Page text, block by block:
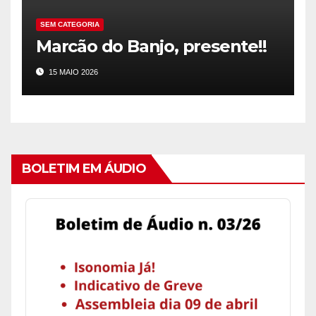
SEM CATEGORIA
Marcão do Banjo, presente!!
15 MAIO 2026
BOLETIM EM ÁUDIO
Audio
Player